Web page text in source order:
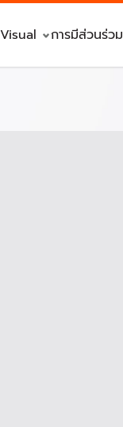
Visual การมีส่วนร่วม